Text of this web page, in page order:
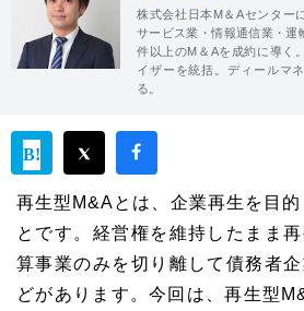
株式会社日本M＆Aセンター
サービス業・情報通信業・運
件以上のM＆Aを成約に導く
イザーを統括。ディールマ
る。
再生型M&Aとは、企業再生を目
とです。経営権を維持したまま
算事業のみを切り離して債務者
どがあります。今回は、再生型